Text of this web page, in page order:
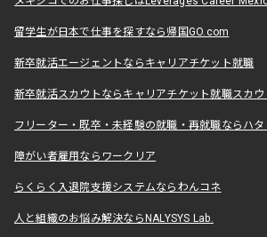
留学生が日本で仕事を探すなら帰国GO.com
新卒就活エージェントならキャリアチケット就職
新卒就活スカウトならキャリアチケット就職スカウ
フリーター・既卒・未経験の就職・再就職ならハタ
障がい者雇用ならワークリア
らくらく入退院支援システムならわんコネ
人と組織のお悩み解決ならNALYSYS Lab.